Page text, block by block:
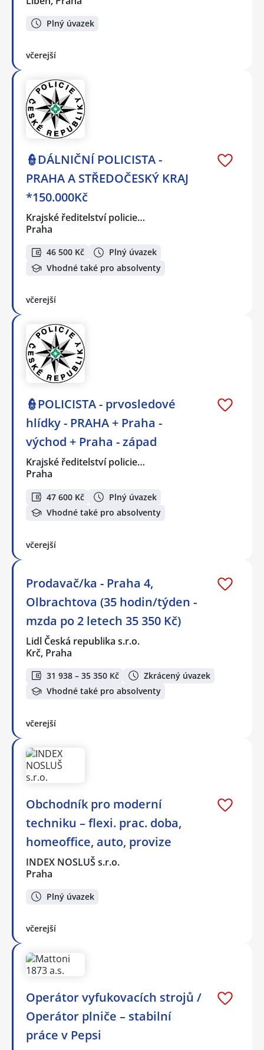
Plný úvazek
včerejší
👮DÁLNIČNÍ POLICISTA -
PRAHA A STŘEDOČESKÝ KRAJ
*150.000Kč
Krajské ředitelství policie…
Praha
46 500 Kč
Plný úvazek
Vhodné také pro absolventy
včerejší
👮POLICISTA - prvosledové
hlídky - PRAHA + Praha -
východ + Praha - západ
Krajské ředitelství policie…
Praha
47 600 Kč
Plný úvazek
Vhodné také pro absolventy
včerejší
Prodavač/ka - Praha 4,
Olbrachtova (35 hodin/týden -
mzda po 2 letech 35 350 Kč)
Lidl Česká republika s.r.o.
Krč, Praha
31 938 – 35 350 Kč
Zkrácený úvazek
Vhodné také pro absolventy
včerejší
Obchodník pro moderní
techniku – flexi. prac. doba,
homeoffice, auto, provize
INDEX NOSLUŠ s.r.o.
Praha
Plný úvazek
včerejší
Operátor vyfukovacích strojů /
Operátor plniče – stabilní
práce v Pepsi